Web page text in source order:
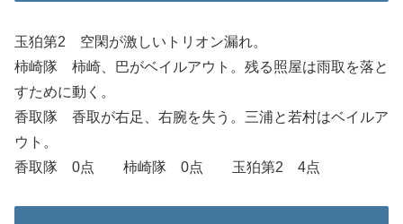
玉狛第2 空閑が激しいトリオン漏れ。
柿崎隊 柿崎、巴がベイルアウト。残る照屋は雨取を落と
すために動く。
香取隊 香取が右足、右腕を失う。三浦と若村はベイルア
ウト。
香取隊 0点 柿崎隊 0点 玉狛第2 4点